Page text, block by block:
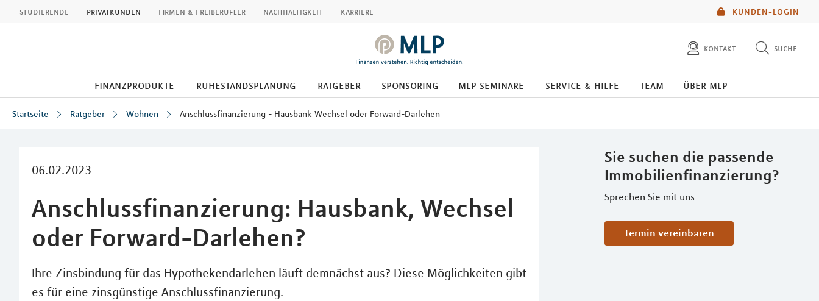
KUNDEN-LOGIN
studierende privatkunden firmen & freiberufler nachhaltigkeit karriere
kontakt suche
diese website durchsuchen
finanzprodukte ruhestandsplanung ratgeber sponsoring mlp seminare service & hilfe team über mlp
Startseite Ratgeber Wohnen Anschlussfinanzierung - Hausbank Wechsel oder Forward-Darlehen
06.02.2023
Anschlussfinanzierung: Hausbank, Wechsel
oder Forward-Darlehen?
Ihre Zinsbindung für das Hypothekendarlehen läuft demnächst aus? Diese Möglichkeiten gibt
es für eine zinsgünstige Anschlussfinanzierung.
Sie suchen die passende
Immobilienfinanzierung?
Sprechen Sie mit uns
Termin vereinbaren